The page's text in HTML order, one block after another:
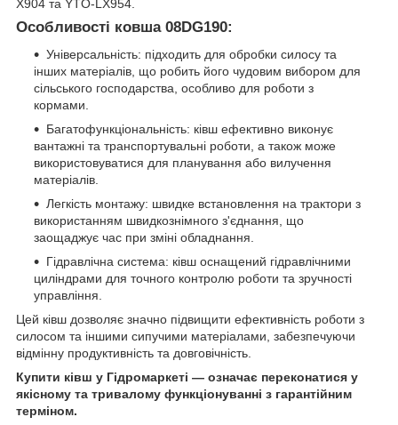
X904 та YTO-LX954.
Особливості ковша 08DG190:
Універсальність: підходить для обробки силосу та
інших матеріалів, що робить його чудовим вибором для
сільського господарства, особливо для роботи з
кормами.
Багатофункціональність: ківш ефективно виконує
вантажні та транспортувальні роботи, а також може
використовуватися для планування або вилучення
матеріалів.
Легкість монтажу: швидке встановлення на трактори з
використанням швидкознімного з'єднання, що
заощаджує час при зміні обладнання.
Гідравлічна система: ківш оснащений гідравлічними
циліндрами для точного контролю роботи та зручності
управління.
Цей ківш дозволяє значно підвищити ефективність роботи з
силосом та іншими сипучими матеріалами, забезпечуючи
відмінну продуктивність та довговічність.
Купити ківш у Гідромаркеті — означає переконатися у
якісному та тривалому функціонуванні з гарантійним
терміном.